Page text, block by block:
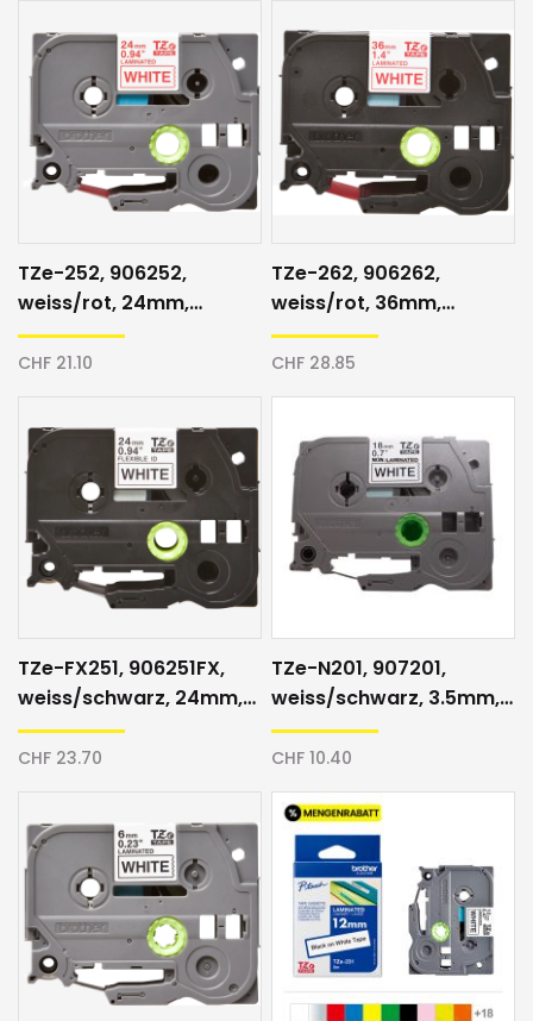
TZe-252, 906252,
weiss/rot, 24mm,
Schriftband
CHF 21.10
TZe-262, 906262,
weiss/rot, 36mm,
Schriftband
CHF 28.85
TZe-FX251, 906251FX,
weiss/schwarz, 24mm,
Schriftband
CHF 23.70
TZe-N201, 907201,
weiss/schwarz, 3.5mm,
Direktdruck, Schriftband
CHF 10.40